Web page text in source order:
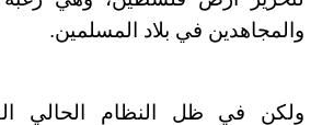
والمجاهدين في بلاد المسلمين.
ولكن في ظل النظام الحالي